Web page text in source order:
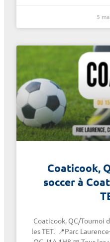
5
Coaticook,
soccer à
Coaticook, QC/Tournoi
les TET. 📍Parc